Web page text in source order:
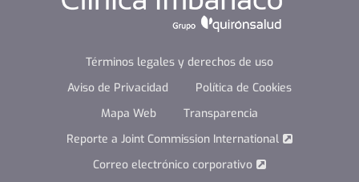
Términos legales y derechos de uso
Aviso de Privacidad
Política de Cookies
Mapa Web
Transparencia
Reporte a Joint Commission International
Correo electrónico corporativo